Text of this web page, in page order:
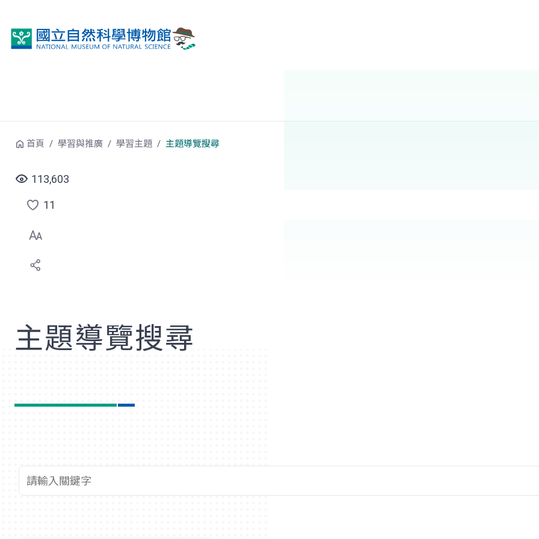
首頁 學習與推廣 學習主題 主題導覽搜尋
113,603
點
選
喜
11
主題導覽搜尋
查詢關鍵字